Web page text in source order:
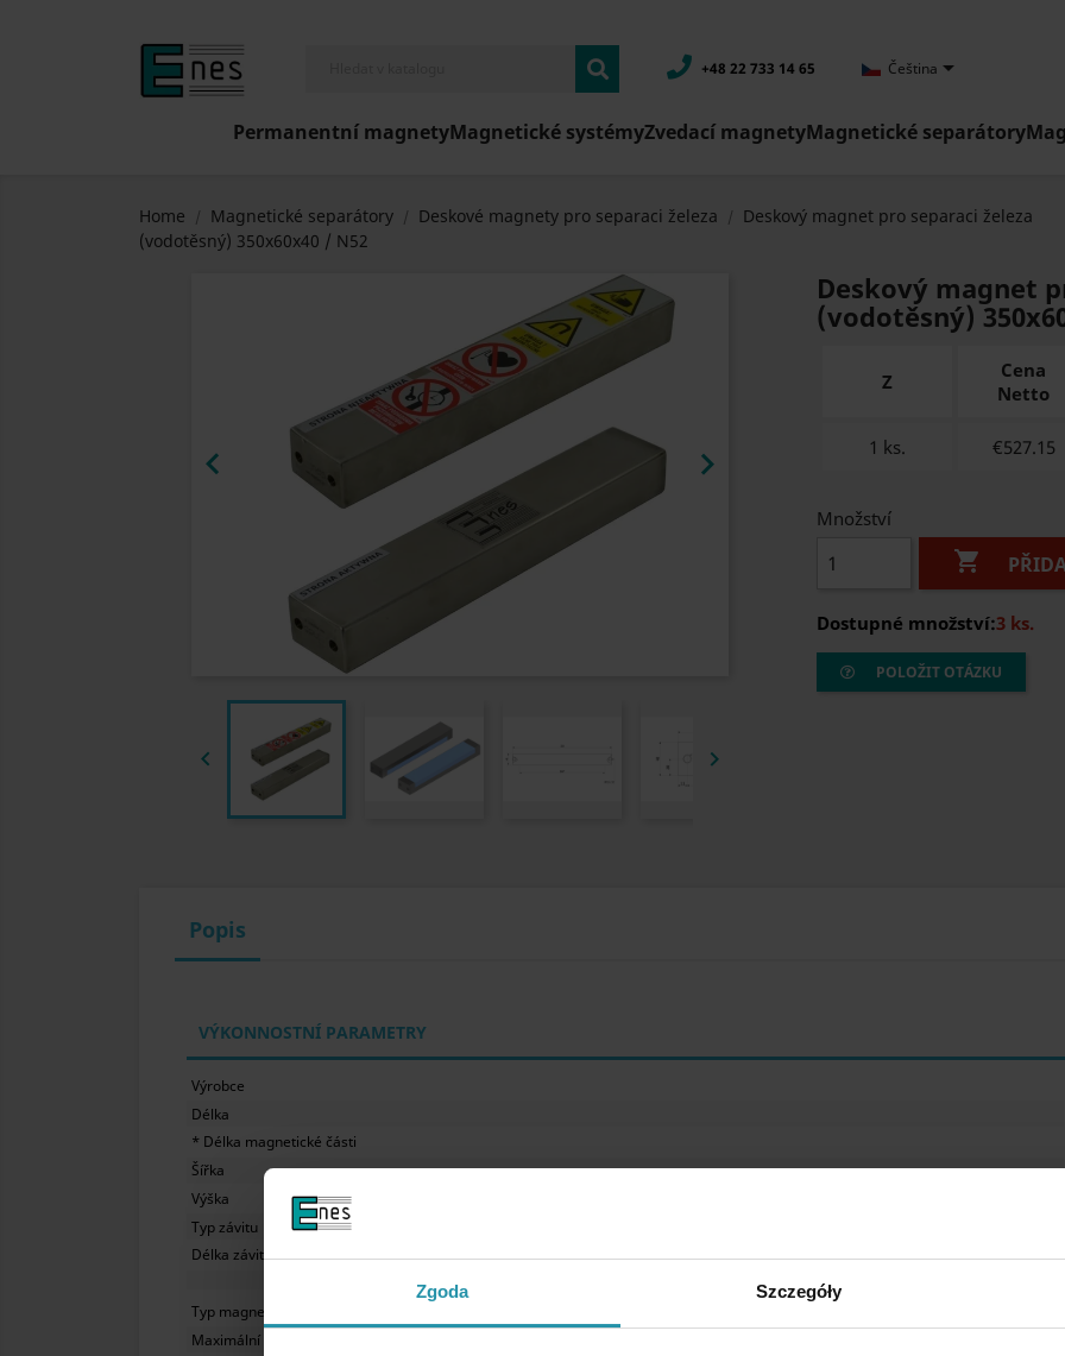
Zgoda Szczegóły
+48 22 733 14 65 Čeština
Permanentní magnetyMagnetické systémyZvedací magnetyMagnetické separátory
Home Magnetické separátory Deskové magnety pro separaci železa
Deskový magnet pro separaci železa
(vodotěsný) 350x60x40 / N52
 
 
Deskový magnet
(vodotěsný)
Z
Cena
Netto
1 ks. €527.15
Množství

Dostupné množství:3 ks.
POLOŽIT OTÁZKU
Popis
VÝKONNOSTNÍ PARAMETRY
Výrobce
Délka
* Délka magnetické části
Šířka
Výška
Typ závitu
Délka závitu
Typ magnetu
Maximální pracovní teplota